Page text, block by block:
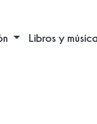
Libros y